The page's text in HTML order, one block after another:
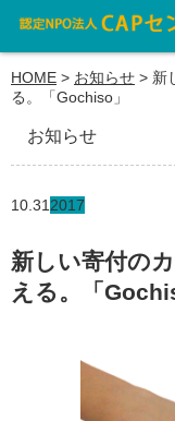
HOME > お知らせ > 新
る。「Gochiso」
お知らせ
10.31 2017
新しい寄付の
える。「